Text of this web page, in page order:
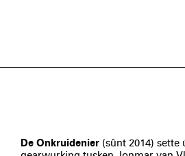
De Onkruidenier (sûnt 2014) sette